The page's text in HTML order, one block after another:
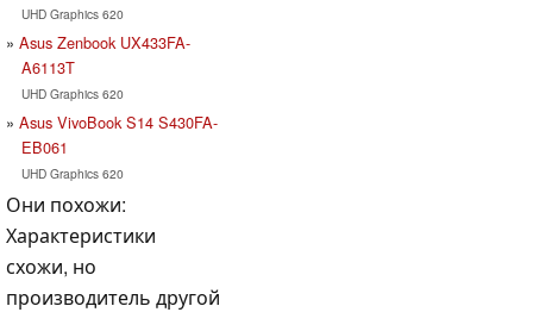
UHD Graphics 620
Asus Zenbook UX433FA-
A6113T
UHD Graphics 620
Asus VivoBook S14 S430FA-
EB061
UHD Graphics 620
Они похожи:
Характеристики
схожи, но
производитель другой